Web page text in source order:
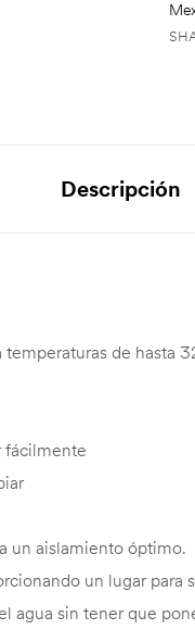
Descripción
de hasta
fácilmente
un aislamiento óptimo.
un lugar para
agua sin tener que